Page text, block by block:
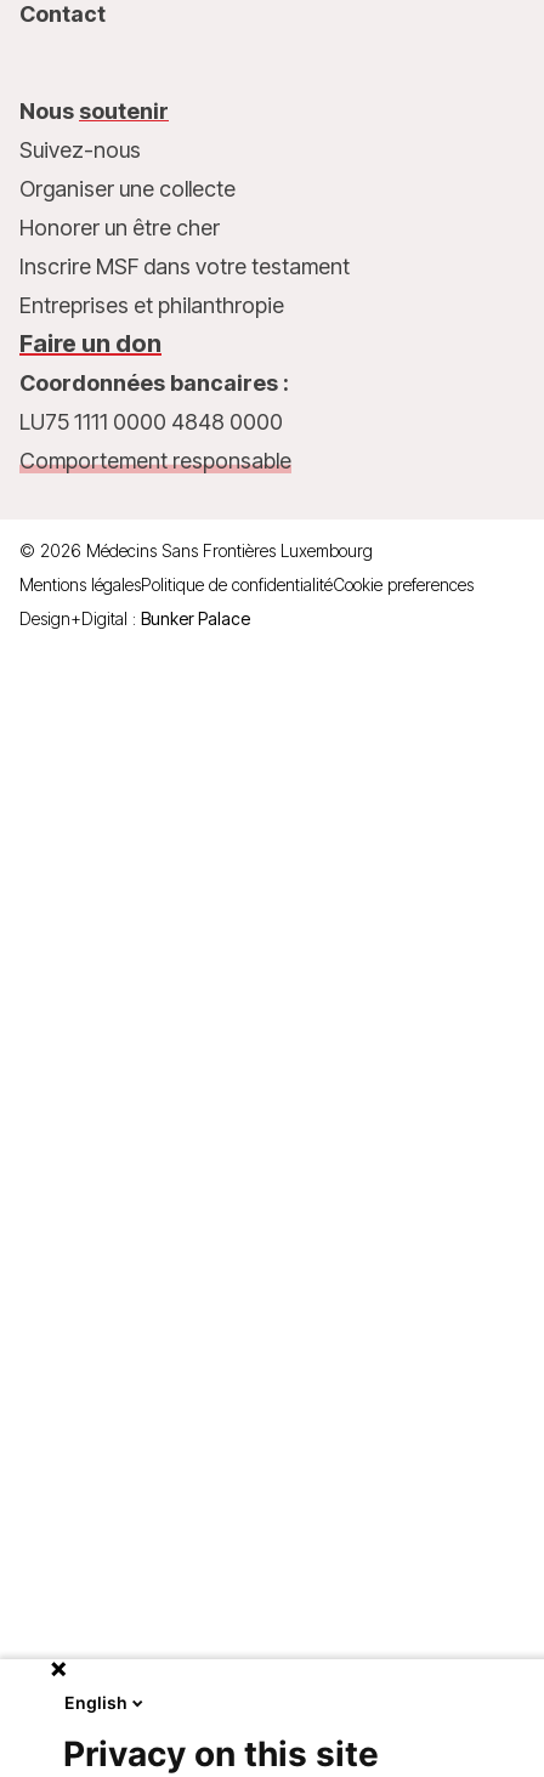
Contact
Nous soutenir
Suivez-nous
Organiser une collecte
Honorer un être cher
Inscrire MSF dans votre testament
Entreprises et philanthropie
Faire un don
Coordonnées bancaires :
LU75 1111 0000 4848 0000
Comportement responsable
© 2026 Médecins Sans Frontières Luxembourg
Mentions légalesPolitique de confidentialitéCookie preferences
Design+Digital : Bunker Palace
English
Privacy on this site